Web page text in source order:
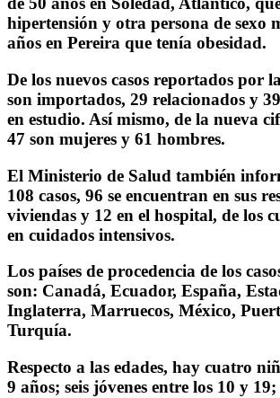
hipertensión y otra persona de sexo
años en Pereira que tenía obesidad.
De los nuevos casos reportados por
son importados, 29 relacionados y
en estudio. Así mismo, de la nueva
47 son mujeres y 61 hombres.
El Ministerio de Salud también
108 casos, 96 se encuentran en sus
viviendas y 12 en el hospital, de los
en cuidados intensivos.
Los países de procedencia de los
son: Canadá, Ecuador, España,
Inglaterra, Marruecos, México,
Turquía.
Respecto a las edades, hay cuatro
9 años; seis jóvenes entre los 10 y